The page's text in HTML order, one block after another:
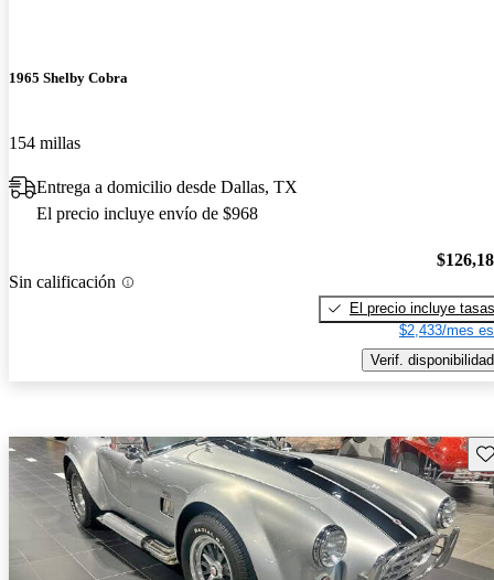
1965 Shelby Cobra
154 millas
Entrega a domicilio desde Dallas, TX
El precio incluye envío de $968
Sin calificación
El precio incluye tasas
$2,433/mes
Verif. disponibilidad